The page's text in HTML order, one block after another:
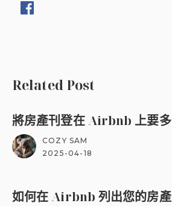
Related Post
將房產刊登在 Airbnb 上要多
COZY SAM
2025-04-18
如何在 Airbnb 列出您的房產